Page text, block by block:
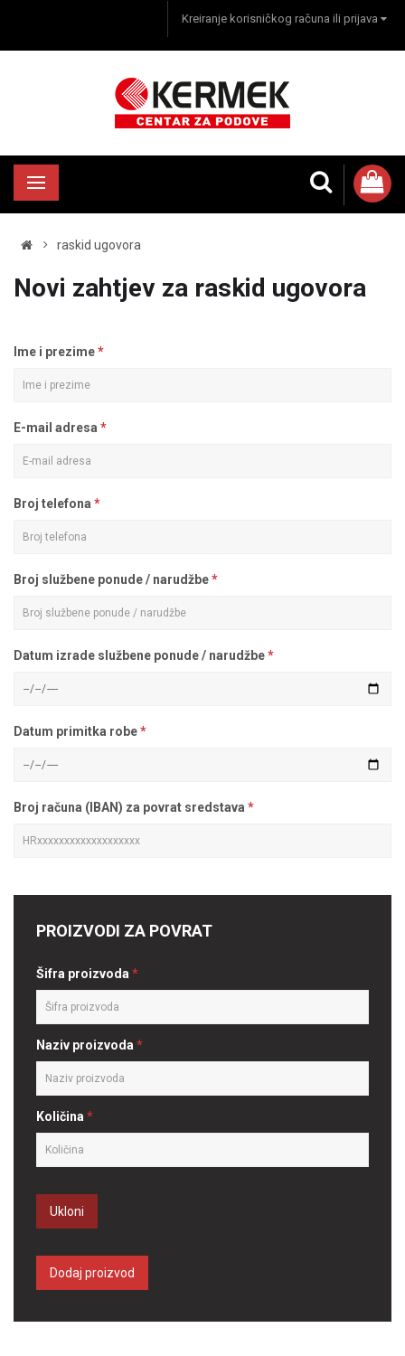
Kreiranje korisničkog računa ili prijava
raskid ugovora
Novi zahtjev za raskid ugovora
Ime i prezime
E-mail adresa
Broj telefona
Broj službene ponude / narudžbe
Datum izrade službene ponude / narudžbe
Datum primitka robe
Broj računa (IBAN) za povrat sredstava
PROIZVODI ZA POVRAT
Šifra proizvoda *
Naziv proizvoda *
Količina *
Ukloni
Dodaj proizvod